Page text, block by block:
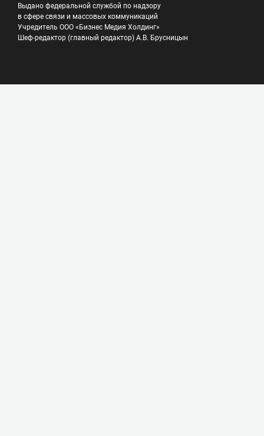
Выдано федеральной службой по надзору
в сфере связи и массовых коммуникаций
Учредитель ООО «Бизнес Медия Холдинг»
Шеф-редактор (главный редактор) А.В. Брусницын